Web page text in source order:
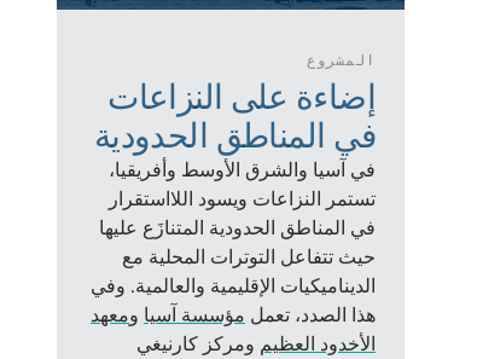
المشروع
إضاءة على النزاعات
في المناطق الحدودية
في آسيا والشرق الأوسط وأفريقيا،
تستمر النزاعات ويسود اللااستقرار
في المناطق الحدودية المتنازَع عليها
حيث تتفاعل التوترات المحلية مع
الديناميكيات الإقليمية والعالمية. وفي
هذا الصدد، تعمل مؤسسة آسيا ومعهد
الأخدود العظيم ومركز كارنيغي